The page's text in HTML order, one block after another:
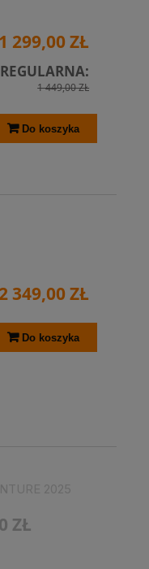
1 299,00 ZŁ
1 449,00 ZŁ
Do koszyka
2 349,00 ZŁ
Do koszyka
ZŁ